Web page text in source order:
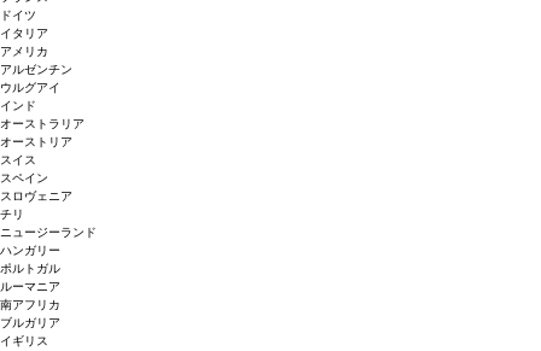
ドイツ
イタリア
アメリカ
アルゼンチン
ウルグアイ
インド
オーストラリア
オーストリア
スイス
スペイン
スロヴェニア
チリ
ニュージーランド
ハンガリー
ポルトガル
ルーマニア
南アフリカ
ブルガリア
イギリス